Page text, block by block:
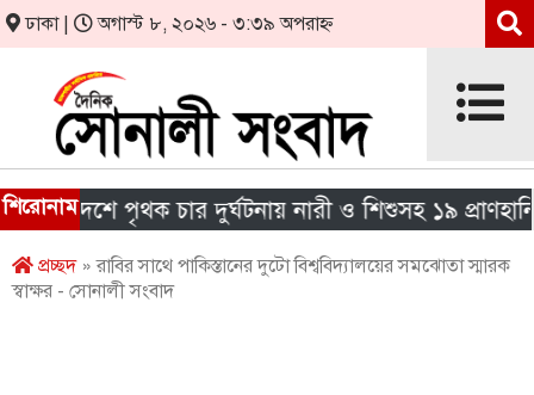
ঢাকা | অগাস্ট ৮, ২০২৬ - ৩:৩৯ অপরাহ্ন
শিরোনাম
দেশে পৃথক চার দুর্ঘটনায় নারী ও শিশুসহ ১৯ প্রাণহানি
প্রচ্ছদ» রাবির সাথে পাকিস্তানের দুটো বিশ্ববিদ্যালয়ের সমঝোতা স্মারক
স্বাক্ষর - সোনালী সংবাদ